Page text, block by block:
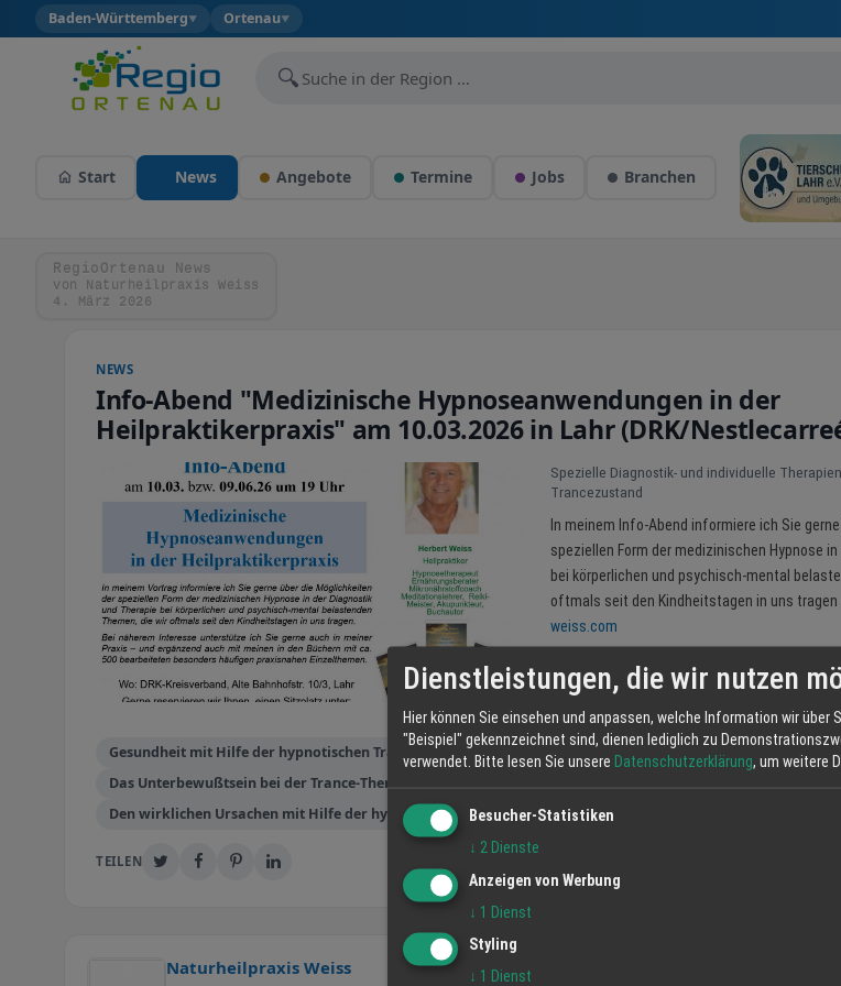
Baden-Württemberg▼ Ortenau▼
🔍
Start News Angebote Termine Jobs Branchen
RegioOrtenau News
von Naturheilpraxis Weiss
4. März 2026
NEWS
Info-Abend "Medizinische Hypnoseanwendungen in der
Heilpraktikerpraxis" am 10.03.2026 in Lahr (DRK/
Spezielle Diagnostik- und individuelle
Trancezustand
In meinem Info-Abend informiere ich Sie
speziellen Form der medizinischen Hypnose
bei körperlichen und psychisch-mental
oftmals seit den Kindheitstagen in uns tragen
weiss.com
Gesundheit mit Hilfe der hypnotischen Trancearbeit verbessern
Das Unterbewußtsein bei der Trance-Therapie als Partner einbinden
Den wirklichen Ursachen mit Hilfe der hypnotischen Trancearbeit auf den Grund gehen
TEILEN
Naturheilpraxis Weiss
Dienstleistungen, die wir nutzen
Hier können Sie einsehen und anpassen, welche Information wir über
"Beispiel" gekennzeichnet sind, dienen lediglich zu
verwendet. Bitte lesen Sie unsere Datenschutzerklärung, um weitere
Besucher-Statistiken
↓ 2 Dienste
Anzeigen von Werbung
↓ 1 Dienst
Styling
↓ 1 Dienst